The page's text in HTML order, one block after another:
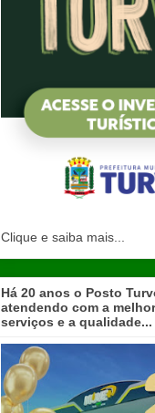
Clique e saiba mais...
Há 20 anos o Posto
atendendo com a
serviços e a qualidade...